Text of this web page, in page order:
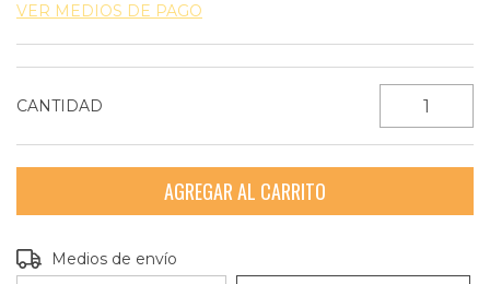
VER MEDIOS DE PAGO
CANTIDAD
Entregas para el CP:
Medios de envío